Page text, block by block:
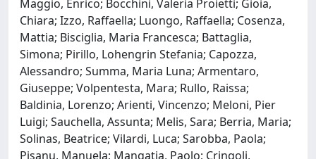
Maggio, Enrico; Bocchini, Valeria Proietti; Gioia,
Chiara; Izzo, Raffaella; Luongo, Raffaella; Cosenza,
Mattia; Bisciglia, Maria Francesca; Battaglia,
Simona; Pirillo, Lohengrin Stefania; Capozza,
Alessandro; Summa, Maria Luna; Armentaro,
Giuseppe; Volpentesta, Mara; Rullo, Raissa;
Baldinia, Lorenzo; Arienti, Vincenzo; Meloni, Pier
Luigi; Sauchella, Assunta; Melis, Sara; Berria, Maria;
Solinas, Beatrice; Vilardi, Luca; Sarobba, Paola;
Pisanu, Manuela; Mangatia, Paolo; Cringoli,